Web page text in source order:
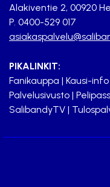
Alakiventie 2, 00920
P. 0400-529 017
PIKALINKIT:
Fanikauppa | Kausi-info
Palvelusivusto |
SalibandyTV |